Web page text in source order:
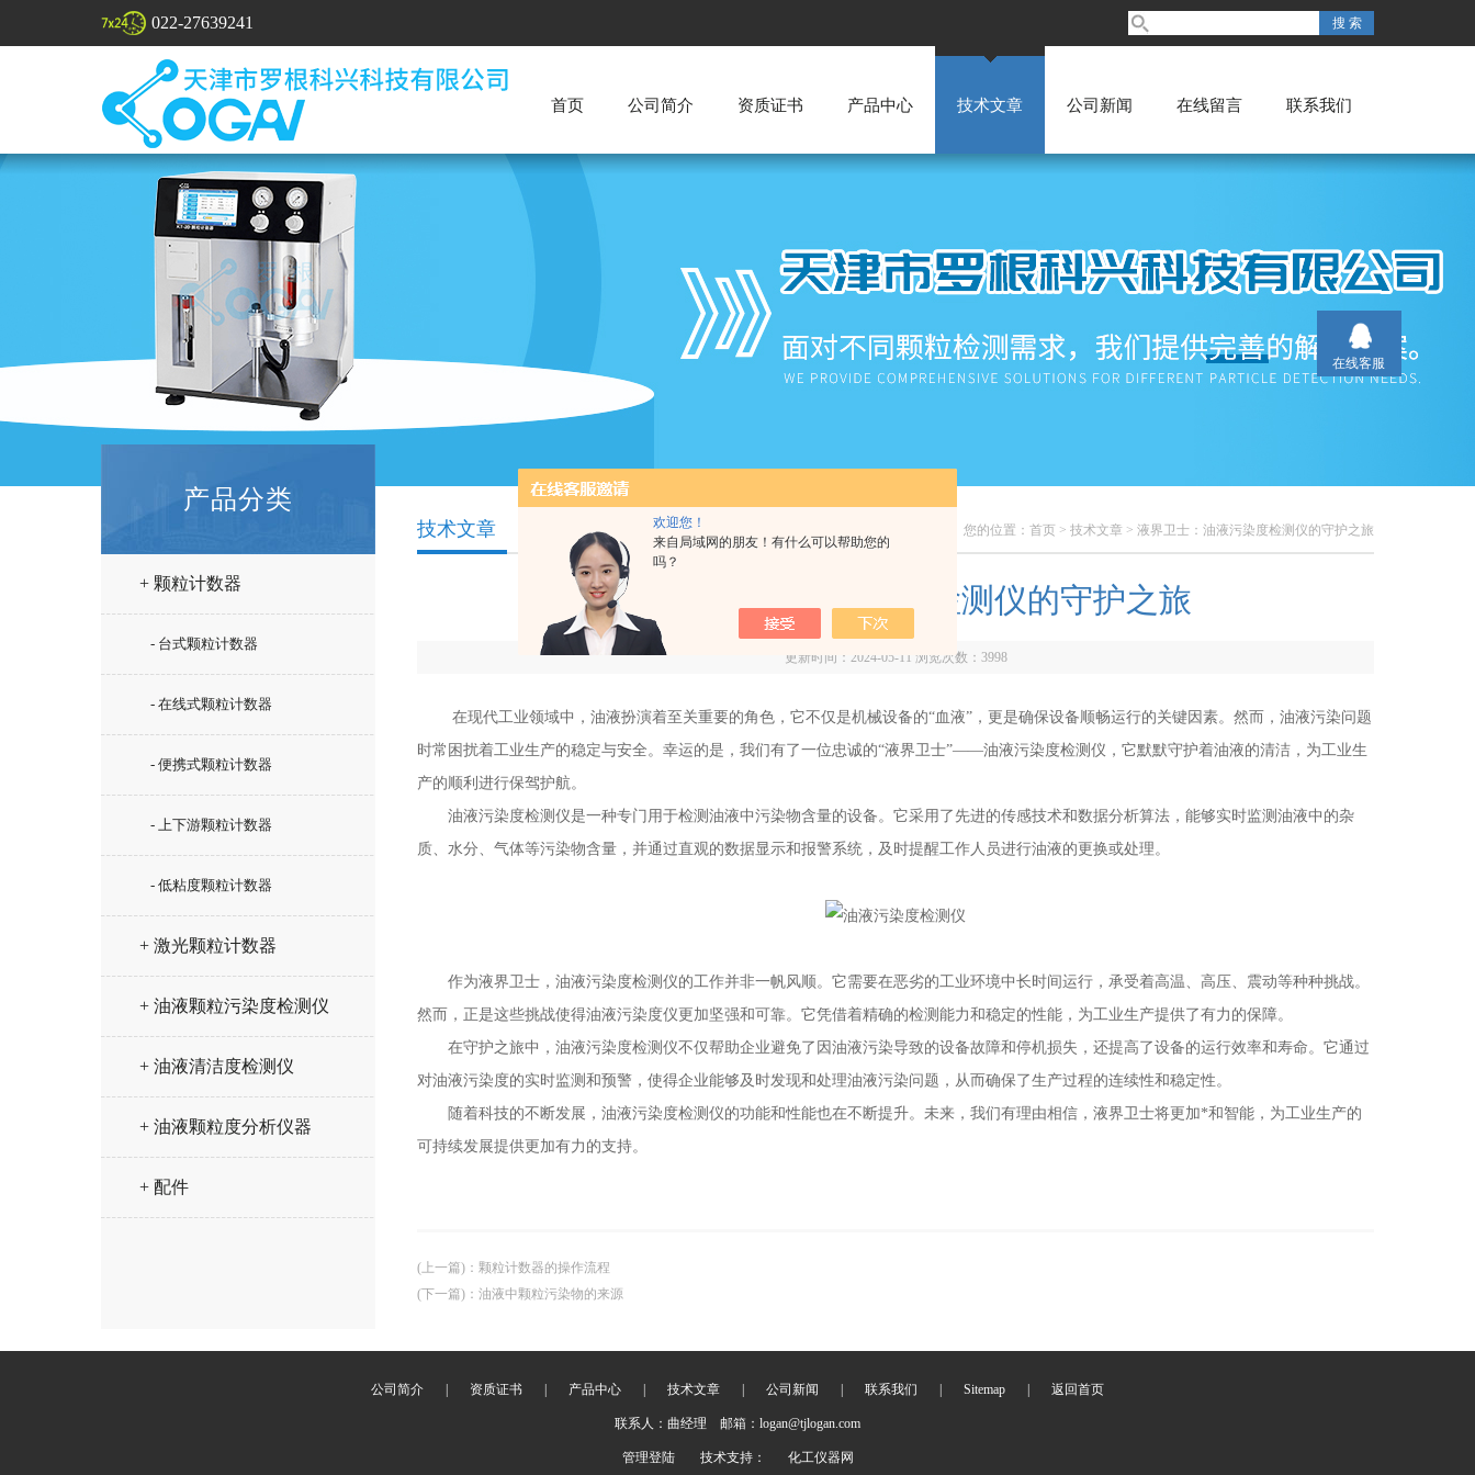
欢迎您！
来自局域网的朋友！有什么可以帮助您的
吗？
022-27639241
首页 公司简介 资质证书 产品中心 技术文章 公司新闻 在线留言 联系我们
产品分类
+ 颗粒计数器
- 台式颗粒计数器
- 在线式颗粒计数器
- 便携式颗粒计数器
- 上下游颗粒计数器
- 低粘度颗粒计数器
+ 激光颗粒计数器
+ 油液颗粒污染度检测仪
+ 油液清洁度检测仪
+ 油液颗粒度分析仪器
+ 配件
您的位置： 首页 > 技术文章 > 液界卫士：油液污染度检测仪的守护之旅
技术文章
液界卫士：油液污染度检测仪的守护之旅
更新时间：2024-05-11 浏览次数： 3998
在现代工业领域中，油液扮演着至关重要的角色，它不仅是机械设备的“血液”，更是确保设备顺畅运行的关键因素。然而，油液污染问题
时常困扰着工业生产的稳定与安全。幸运的是，我们有了一位忠诚的“液界卫士”——油液污染度检测仪，它默默守护着油液的清洁，为工业生
产的顺利进行保驾护航。
油液污染度检测仪是一种专门用于检测油液中污染物含量的设备。它采用了先进的传感技术和数据分析算法，能够实时监测油液中的杂
质、水分、气体等污染物含量，并通过直观的数据显示和报警系统，及时提醒工作人员进行油液的更换或处理。
作为液界卫士，油液污染度检测仪的工作并非一帆风顺。它需要在恶劣的工业环境中长时间运行，承受着高温、高压、震动等种种挑战。
然而，正是这些挑战使得油液污染度仪更加坚强和可靠。它凭借着精确的检测能力和稳定的性能，为工业生产提供了有力的保障。
在守护之旅中，油液污染度检测仪不仅帮助企业避免了因油液污染导致的设备故障和停机损失，还提高了设备的运行效率和寿命。它通过
对油液污染度的实时监测和预警，使得企业能够及时发现和处理油液污染问题，从而确保了生产过程的连续性和稳定性。
随着科技的不断发展，油液污染度检测仪的功能和性能也在不断提升。未来，我们有理由相信，液界卫士将更加*和智能，为工业生产的
可持续发展提供更加有力的支持。
(上一篇) ： 颗粒计数器的操作流程
(下一篇) ： 油液中颗粒污染物的来源
公司简介 | 资质证书 | 产品中心 | 技术文章 | 公司新闻 | 联系我们 | Sitemap | 返回首页
联系人：曲经理 邮箱：logan@tjlogan.com
管理登陆 技术支持： 化工仪器网
在线客服